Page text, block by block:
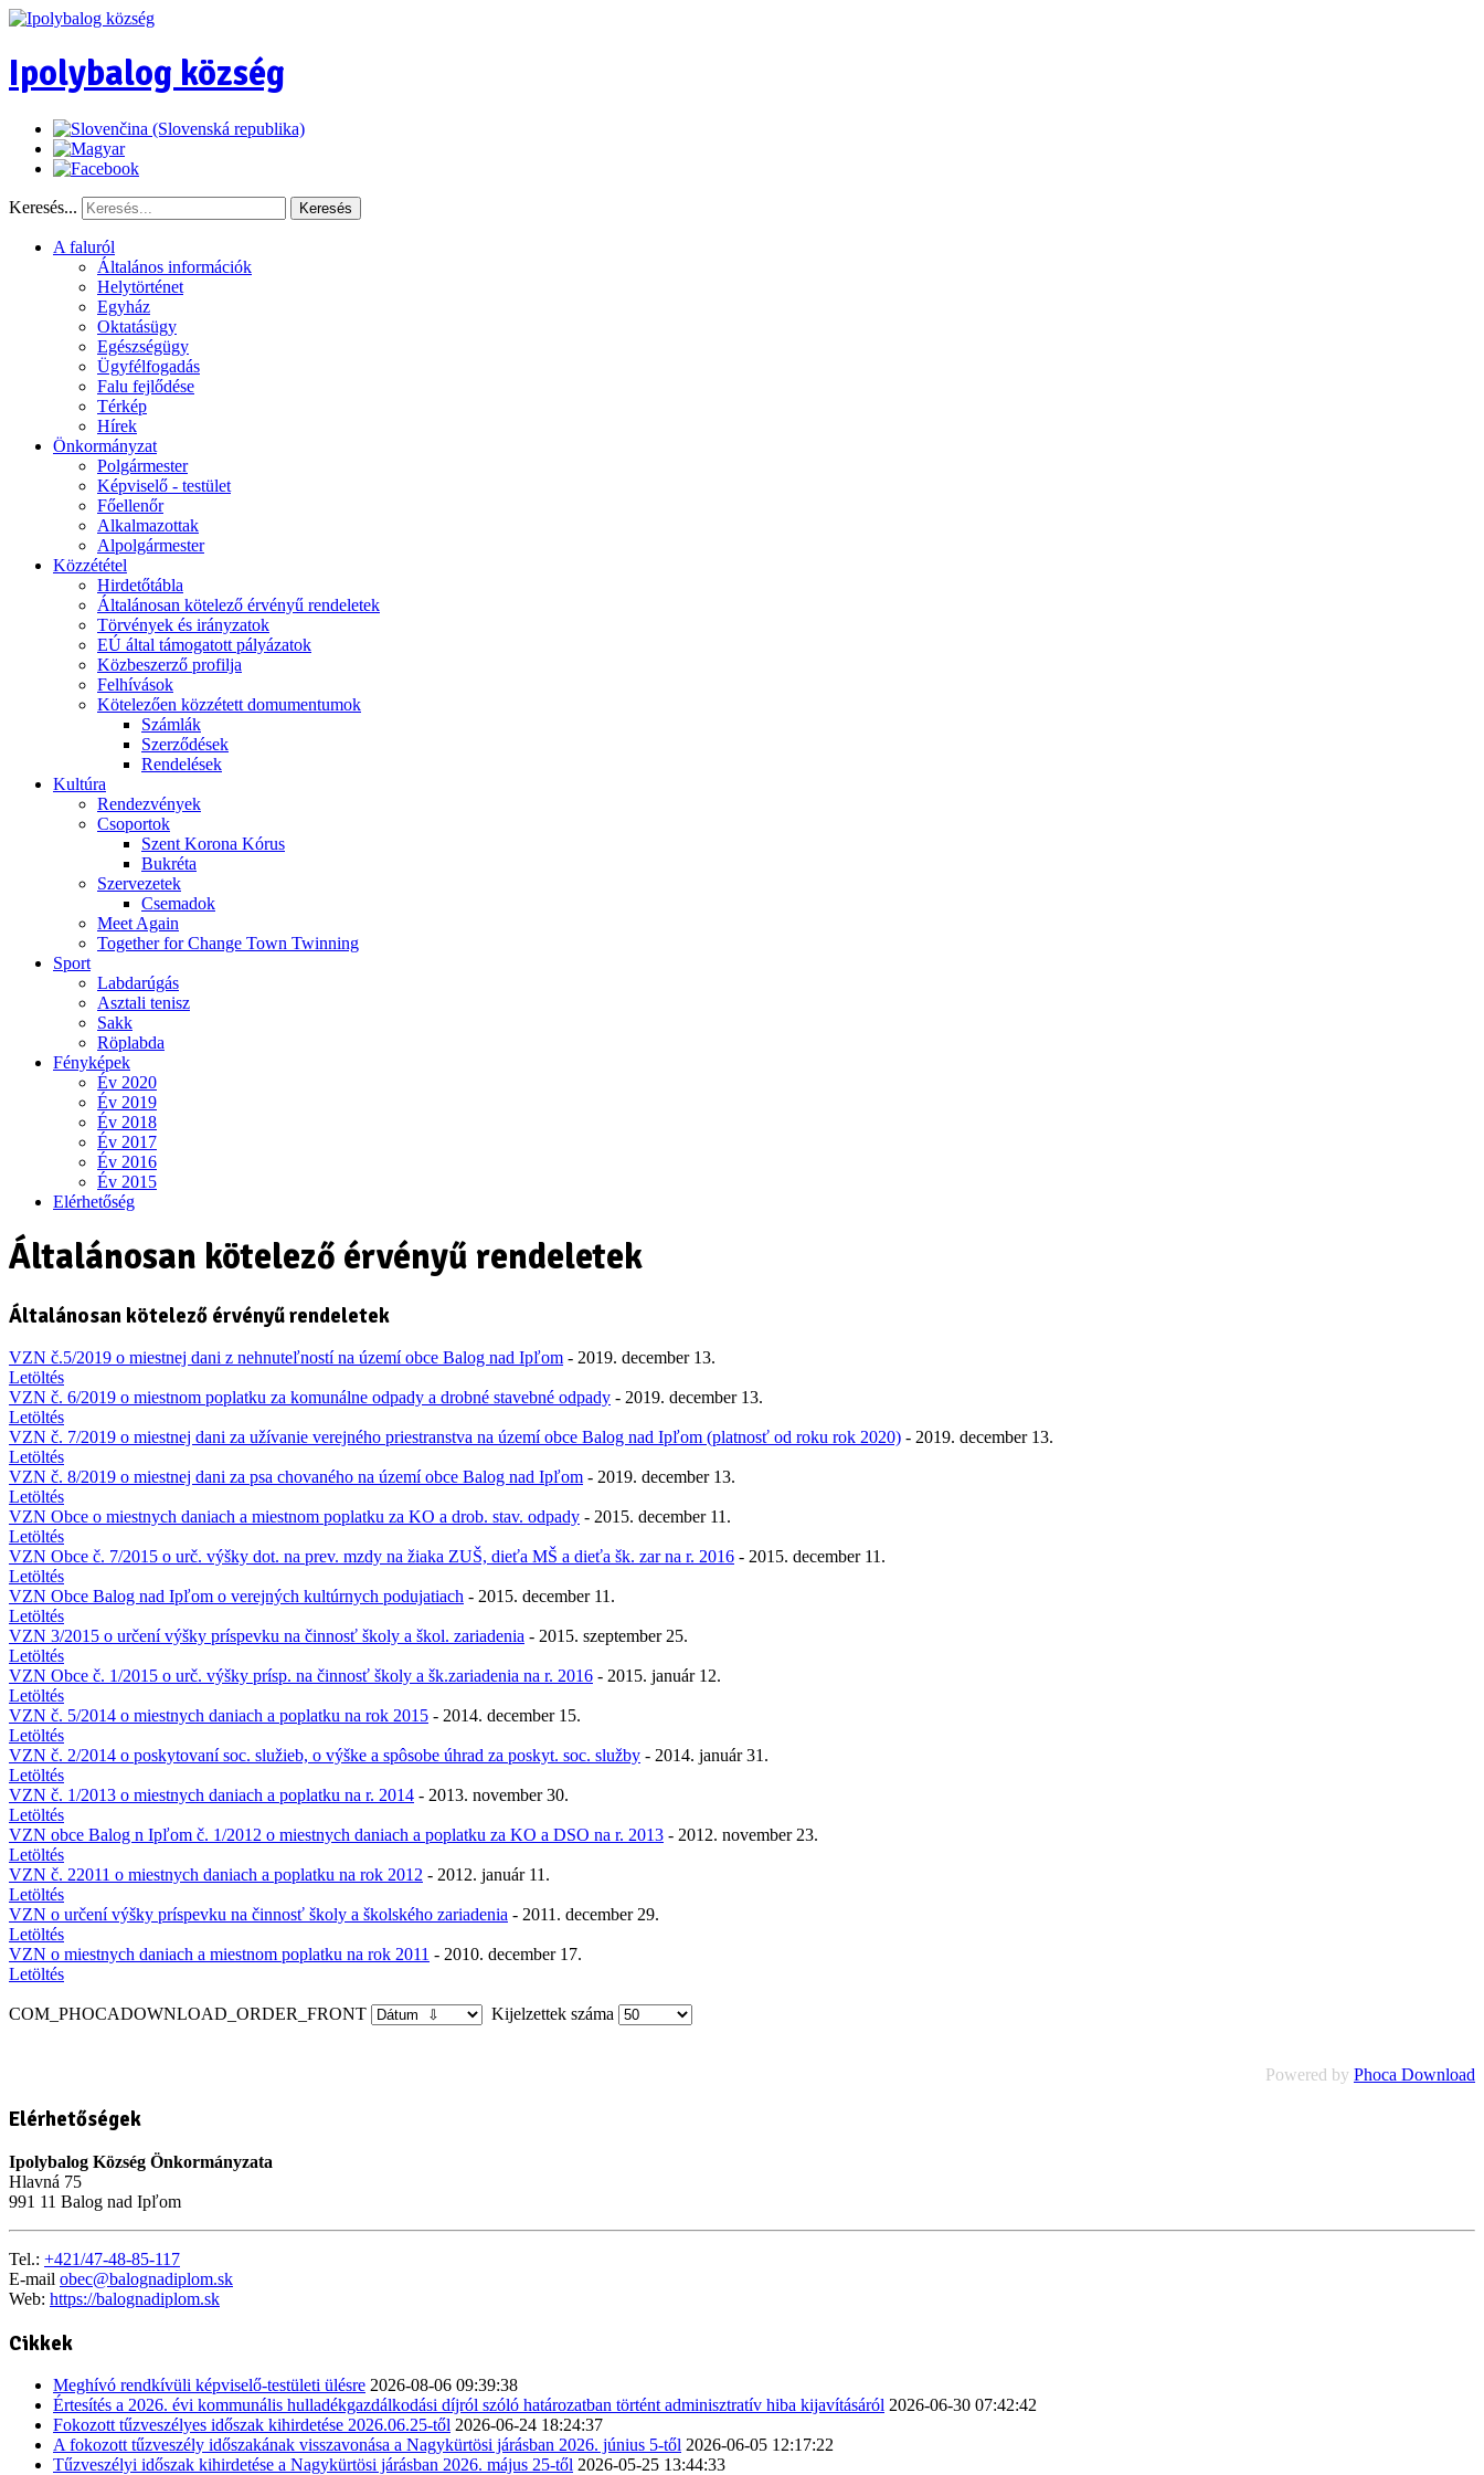
Ipolybalog község
Keresés... Keresés
A faluról
Általános információk
Helytörténet
Egyház
Oktatásügy
Egészségügy
Ügyfélfogadás
Falu fejlődése
Térkép
Hírek
Önkormányzat
Polgármester
Képviselő - testület
Főellenőr
Alkalmazottak
Alpolgármester
Közzététel
Hirdetőtábla
Általánosan kötelező érvényű rendeletek
Törvények és irányzatok
EÚ által támogatott pályázatok
Közbeszerző profilja
Felhívások
Kötelezően közzétett domumentumok
Számlák
Szerződések
Rendelések
Kultúra
Rendezvények
Csoportok
Szent Korona Kórus
Bukréta
Szervezetek
Csemadok
Meet Again
Together for Change Town Twinning
Sport
Labdarúgás
Asztali tenisz
Sakk
Röplabda
Fényképek
Év 2020
Év 2019
Év 2018
Év 2017
Év 2016
Év 2015
Elérhetőség
Általánosan kötelező érvényű rendeletek
Általánosan kötelező érvényű rendeletek
VZN č.5/2019 o miestnej dani z nehnuteľností na území obce Balog nad Ipľom - 2019. december 13.
Letöltés
VZN č. 6/2019 o miestnom poplatku za komunálne odpady a drobné stavebné odpady - 2019. december 13.
Letöltés
VZN č. 7/2019 o miestnej dani za užívanie verejného priestranstva na území obce Balog nad Ipľom (platnosť od roku rok 2020) - 2019. december 13.
Letöltés
VZN č. 8/2019 o miestnej dani za psa chovaného na území obce Balog nad Ipľom - 2019. december 13.
Letöltés
VZN Obce o miestnych daniach a miestnom poplatku za KO a drob. stav. odpady - 2015. december 11.
Letöltés
VZN Obce č. 7/2015 o urč. výšky dot. na prev. mzdy na žiaka ZUŠ, dieťa MŠ a dieťa šk. zar na r. 2016 - 2015. december 11.
Letöltés
VZN Obce Balog nad Ipľom o verejných kultúrnych podujatiach - 2015. december 11.
Letöltés
VZN 3/2015 o určení výšky príspevku na činnosť školy a škol. zariadenia - 2015. szeptember 25.
Letöltés
VZN Obce č. 1/2015 o urč. výšky prísp. na činnosť školy a šk.zariadenia na r. 2016 - 2015. január 12.
Letöltés
VZN č. 5/2014 o miestnych daniach a poplatku na rok 2015 - 2014. december 15.
Letöltés
VZN č. 2/2014 o poskytovaní soc. služieb, o výške a spôsobe úhrad za poskyt. soc. služby - 2014. január 31.
Letöltés
VZN č. 1/2013 o miestnych daniach a poplatku na r. 2014 - 2013. november 30.
Letöltés
VZN obce Balog n Ipľom č. 1/2012 o miestnych daniach a poplatku za KO a DSO na r. 2013 - 2012. november 23.
Letöltés
VZN č. 22011 o miestnych daniach a poplatku na rok 2012 - 2012. január 11.
Letöltés
VZN o určení výšky príspevku na činnosť školy a školského zariadenia - 2011. december 29.
Letöltés
VZN o miestnych daniach a miestnom poplatku na rok 2011 - 2010. december 17.
Letöltés
COM_PHOCADOWNLOAD_ORDER_FRONT Kijelzettek száma
Powered by Phoca Download
Elérhetőségek
Ipolybalog Község Önkormányzata
Hlavná 75
991 11 Balog nad Ipľom
Tel.: +421/47-48-85-117
E-mail obec@balognadiplom.sk
Web: https://balognadiplom.sk
Cikkek
Meghívó rendkívüli képviselő-testületi ülésre 2026-08-06 09:39:38
Értesítés a 2026. évi kommunális hulladékgazdálkodási díjról szóló határozatban történt adminisztratív hiba kijavításáról 2026-06-30 07:42:42
Fokozott tűzveszélyes időszak kihirdetése 2026.06.25-től 2026-06-24 18:24:37
A fokozott tűzveszély időszakának visszavonása a Nagykürtösi járásban 2026. június 5-től 2026-06-05 12:17:22
Tűzveszélyi időszak kihirdetése a Nagykürtösi járásban 2026. május 25-től 2026-05-25 13:44:33